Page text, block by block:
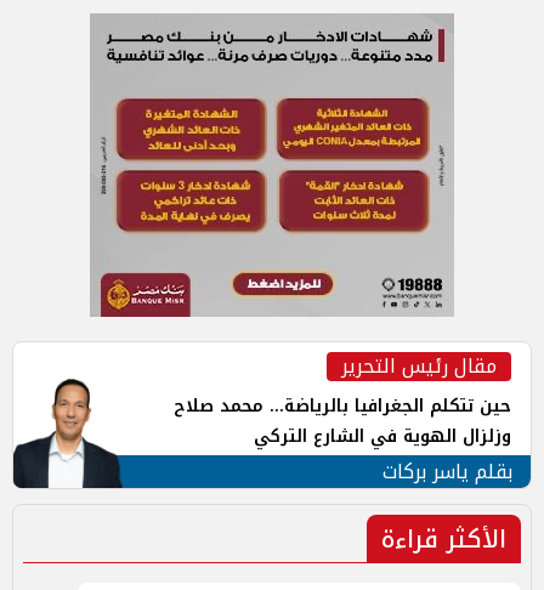
مقال رئيس التحرير
حين تتكلم الجغرافيا بالرياضة... محمد صلاح
وزلزال الهوية في الشارع التركي
بقلم ياسر بركات
الأكثر قراءة